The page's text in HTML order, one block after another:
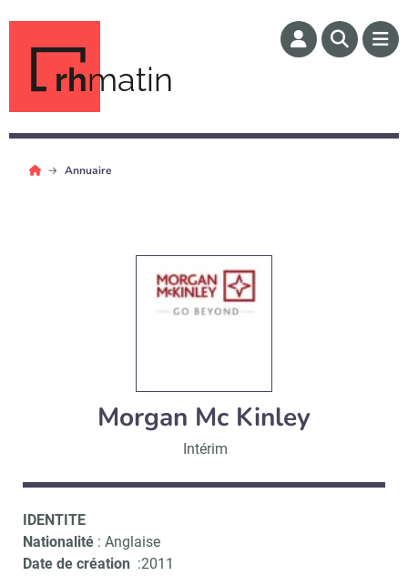
rhmatin
Annuaire
Morgan Mc Kinley
Intérim
IDENTITE
Nationalité : Anglaise
Date de création :2011